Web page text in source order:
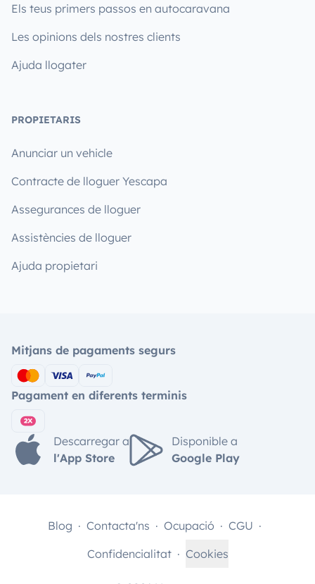
Els teus primers passos en autocaravana
Les opinions dels nostres clients
Ajuda llogater
PROPIETARIS
Anunciar un vehicle
Contracte de lloguer Yescapa
Assegurances de lloguer
Assistències de lloguer
Ajuda propietari
Mitjans de pagaments segurs
Pagament en diferents terminis
Descarregar a
l'App Store
Disponible a
Google Play
Blog Contacta'ns Ocupació
CGU
Confidencialitat
Cookies